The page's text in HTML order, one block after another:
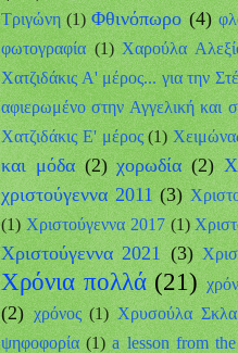
Τριγώνη (1) Φθινόπωρο (4)
φωτογραφία (1) Χαρούλα
Χατζιδάκις Α' μέρος... για την
αφιερωμένο στην Αγγελική και
Χατζιδάκις Ε' μέρος (1)
και μόδα (2) χορωδία (2)
χριστούγεννα 2011 (3)
(1) Χριστούγεννα 2017 (1)
Χριστούγεννα 2021 (3)
Χρόνια πολλά (21)
(2) χρόνος (1) Χρυσούλα
ψηφοφορία (1) a lesson from